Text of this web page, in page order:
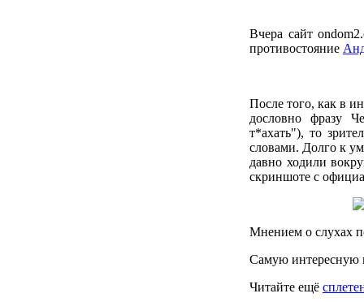
Вчера сайт
противостояние
После того, как в
дословно фразу
т*ахать"), то
словами. Долго к
давно ходили
скриншоте с
Мнением о слухах
Самую интересную
Читайте ещё